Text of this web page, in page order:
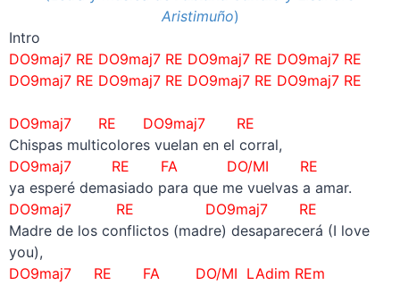
Aristimuño)
Intro
DO9maj7 RE DO9maj7 RE DO9maj7 RE DO9maj7 RE
DO9maj7 RE DO9maj7 RE DO9maj7 RE DO9maj7 RE
DO9maj7 RE DO9maj7 RE
Chispas multicolores vuelan en el corral,
DO9maj7 RE FA DO/MI RE
ya esperé demasiado para que me vuelvas a amar.
DO9maj7 RE DO9maj7 RE
Madre de los conflictos (madre) desaparecerá (I love
you),
DO9maj7 RE FA DO/MI LAdim REm